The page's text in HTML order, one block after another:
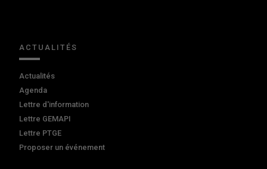
ACTUALITÉS
Actualités
Agenda
Lettre d'information
Lettre GEMAPI
Lettre PTGE
Proposer un événement